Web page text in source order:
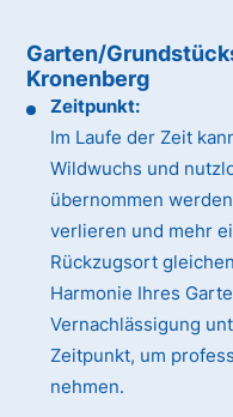
Garten/
Kronenberg
Zeitpunkt:
Im Laufe der Zeit
Wildwuchs und
übernommen
verlieren und mehr
Rückzugsort
Harmonie Ihres
Vernachlässigung
Zeitpunkt, um
nehmen.